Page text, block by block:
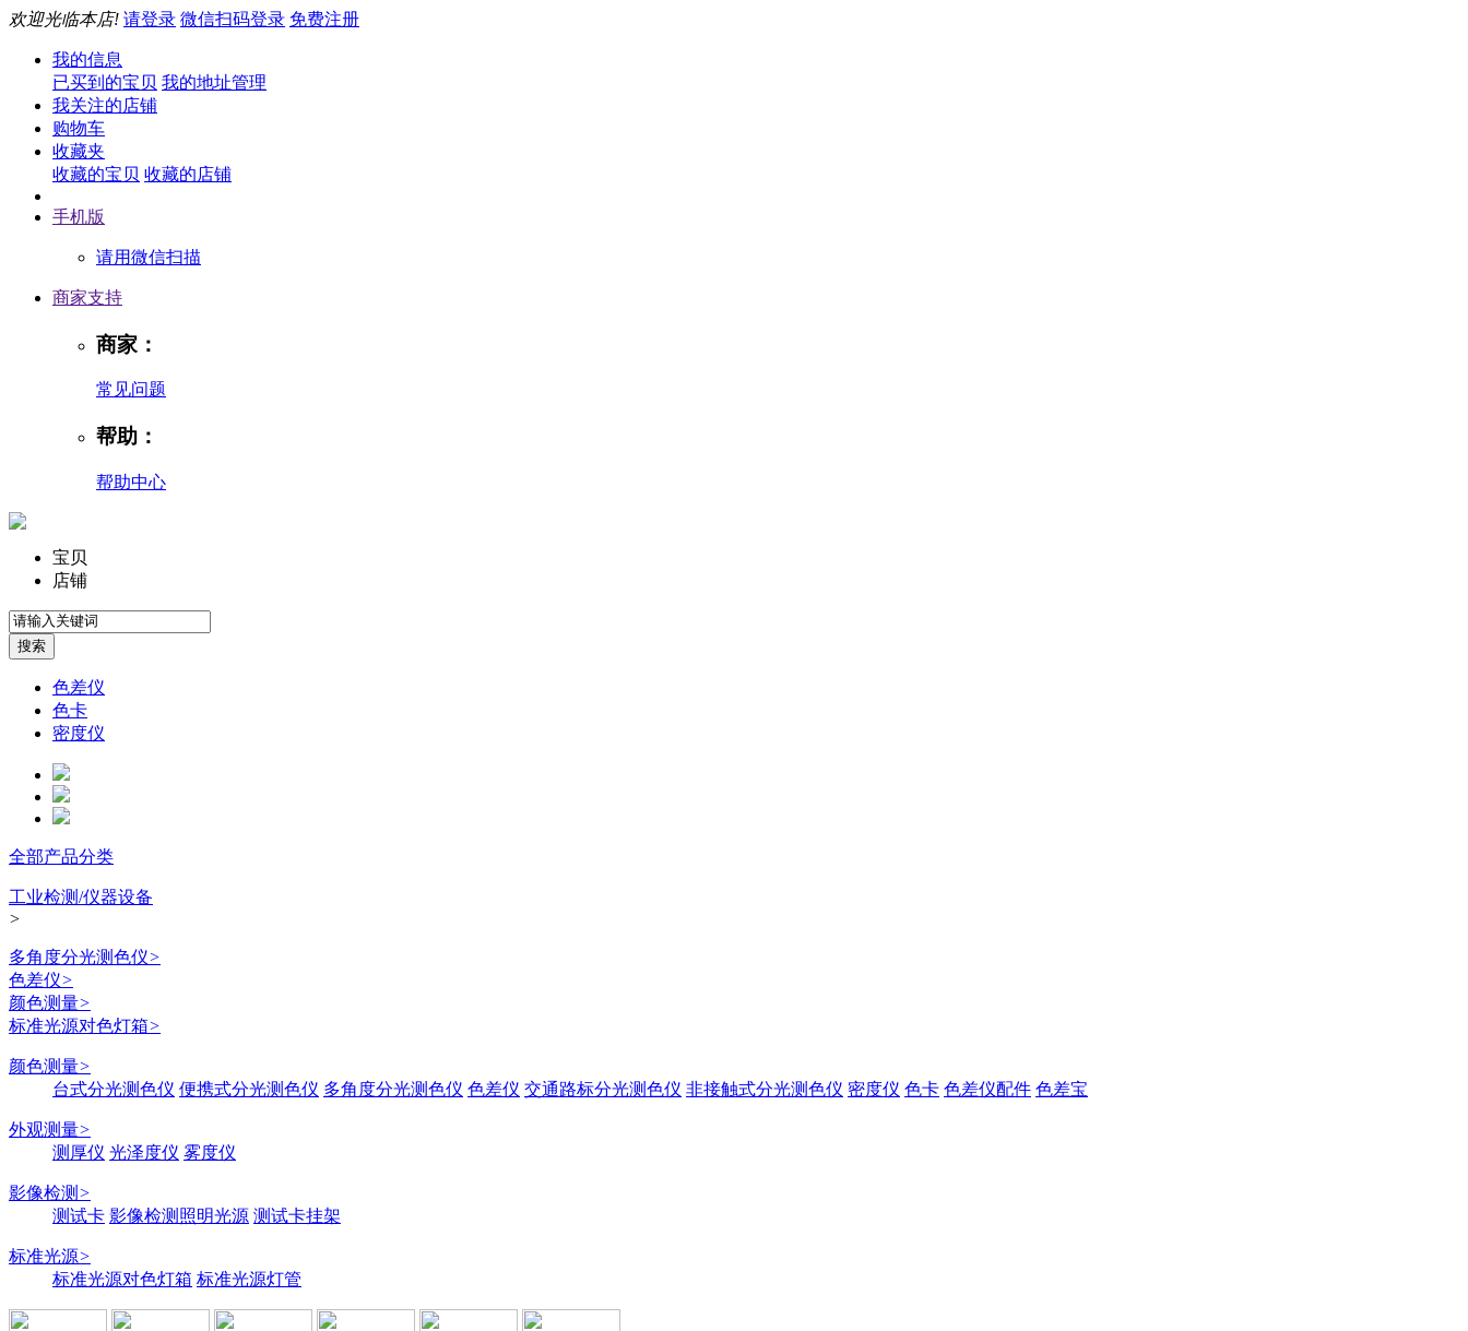
欢迎光临本店! 请登录 微信扫码登录 免费注册
我的信息
已买到的宝贝 我的地址管理
我关注的店铺
购物车
收藏夹
收藏的宝贝 收藏的店铺
手机版
请用微信扫描
商家支持
商家：
常见问题
帮助：
帮助中心
宝贝
店铺
色差仪
色卡
密度仪
全部产品分类
工业检测/仪器设备
>
多角度分光测色仪>
色差仪>
颜色测量>
标准光源对色灯箱>
颜色测量>
台式分光测色仪 便携式分光测色仪 多角度分光测色仪 色差仪 交通路标分光测色仪 非接触式分光测色仪 密度仪 色卡 色差仪配件 色差宝
外观测量>
测厚仪 光泽度仪 雾度仪
影像检测 >
测试卡 影像检测照明光源 测试卡挂架
标准光源>
标准光源对色灯箱 标准光源灯管